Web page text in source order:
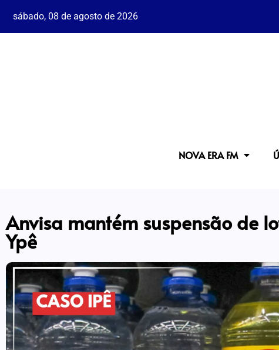
sábado, 08 de agosto de 2026
NOVA ERA FM
Anvisa mantém suspensão de
Ypê